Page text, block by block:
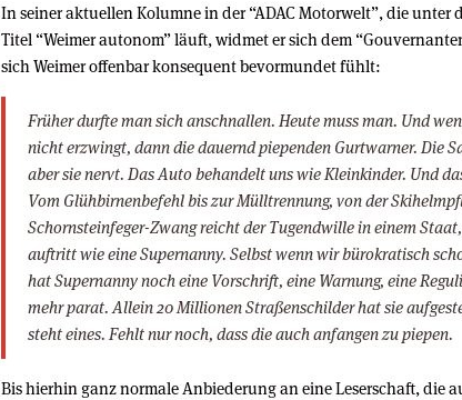
In seiner aktuellen Kolumne in der “ADAC Motorwelt”, die unter
Titel “Weimer autonom” läuft, widmet er sich dem
sich Weimer offenbar konsequent bevormundet fühlt:
Früher durfte man sich anschnallen. Heute muss man. Und
nicht erzwingt, dann die dauernd piependen Gurtwarner. Die
aber sie nervt. Das Auto behandelt uns wie Kleinkinder. Und
Vom Glühbirnenbefehl bis zur Mülltrennung, von der
Schornsteinfeger-Zwang reicht der Tugendwille in einem
auftritt wie eine Supernanny. Selbst wenn wir bürokratisch
hat Supernanny noch eine Vorschrift, eine Warnung, eine
mehr parat. Allein 20 Millionen Straßenschilder hat sie
steht eines. Fehlt nur noch, dass die auch anfangen zu piepen.
Bis hierhin ganz normale Anbiederung an eine Leserschaft, die